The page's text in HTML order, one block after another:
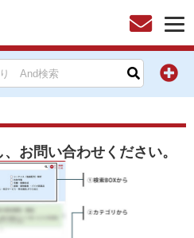
お問い合わせください。